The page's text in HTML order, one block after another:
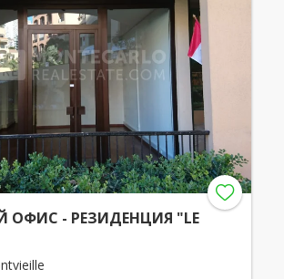
ОФИС - РЕЗИДЕНЦИЯ "LE